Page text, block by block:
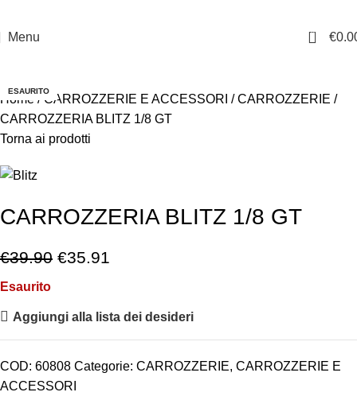
Menu 0 €
ESAURITO
Home CARROZZERIE E ACCESSORI
CARROZZERIE
CARROZZERIA BLITZ 1/8 GT
Torna ai prodotti
CARROZZERIA BLITZ 1/8 GT
€39.90 €35.91
Esaurito
Aggiungi alla lista dei desideri
COD: 60808 Categorie: CARROZZERIE, CARROZZERIE E
ACCESSORI